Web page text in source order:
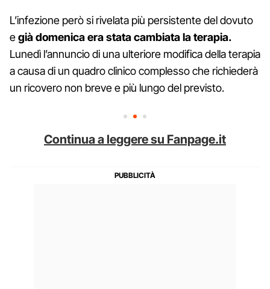
L’infezione però si rivelata più persistente del dovuto
egià domenica era stata cambiata la terapia.
Lunedì l’annuncio di una ulteriore modifica della terapia
a causa di un quadro clinico complesso che richiederà
un ricovero non breve e più lungo del previsto.
Continua a leggere su Fanpage.it